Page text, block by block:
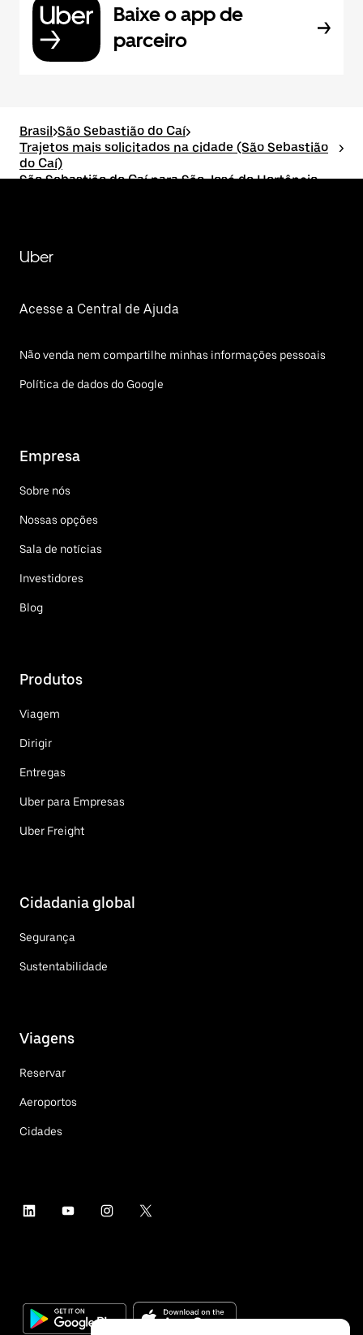
Baixe o app de
parceiro
Brasil>São Sebastião do Caí>
Trajetos mais solicitados na cidade (São Sebastião
do Caí)
>
São Sebastião do Caí para São José do Hortêncio
Uber
Acesse a Central de Ajuda
Não venda nem compartilhe minhas informações pessoais
Política de dados do Google
Empresa
Sobre nós
Nossas opções
Sala de notícias
Investidores
Blog
Produtos
Viagem
Dirigir
Entregas
Uber para Empresas
Uber Freight
Cidadania global
Segurança
Sustentabilidade
Viagens
Reservar
Aeroportos
Cidades